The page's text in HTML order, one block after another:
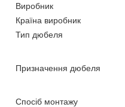
Виробник
Країна виробник
Тип дюбеля
Призначення дюбеля
Спосіб монтажу